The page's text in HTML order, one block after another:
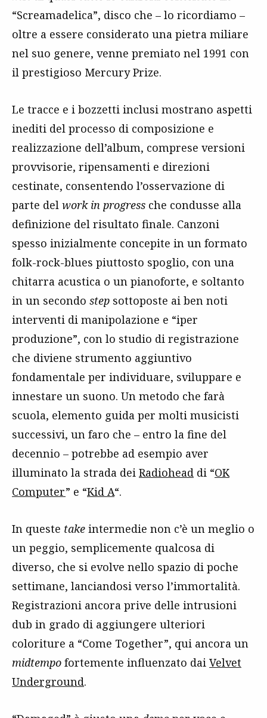
“Screamadelica”, disco che – lo ricordiamo –
oltre a essere considerato una pietra miliare
nel suo genere, venne premiato nel 1991 con
il prestigioso Mercury Prize.
Le tracce e i bozzetti inclusi mostrano aspetti
inediti del processo di composizione e
realizzazione dell’album, comprese versioni
provvisorie, ripensamenti e direzioni
cestinate, consentendo l’osservazione di
parte del work in progress che condusse alla
definizione del risultato finale. Canzoni
spesso inizialmente concepite in un formato
folk-rock-blues piuttosto spoglio, con una
chitarra acustica o un pianoforte, e soltanto
in un secondo step sottoposte ai ben noti
interventi di manipolazione e “iper
produzione”, con lo studio di registrazione
che diviene strumento aggiuntivo
fondamentale per individuare, sviluppare e
innestare un suono. Un metodo che farà
scuola, elemento guida per molti musicisti
successivi, un faro che – entro la fine del
decennio – potrebbe ad esempio aver
illuminato la strada dei Radiohead di “OK
Computer” e “Kid A“.
In queste take intermedie non c’è un meglio o
un peggio, semplicemente qualcosa di
diverso, che si evolve nello spazio di poche
settimane, lanciandosi verso l’immortalità.
Registrazioni ancora prive delle intrusioni
dub in grado di aggiungere ulteriori
coloriture a “Come Together”, qui ancora un
midtempo fortemente influenzato dai Velvet
Underground.